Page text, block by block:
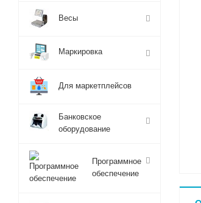
Весы
Маркировка
Для маркетплейсов
Банковское
оборудование
Программное
обеспечение